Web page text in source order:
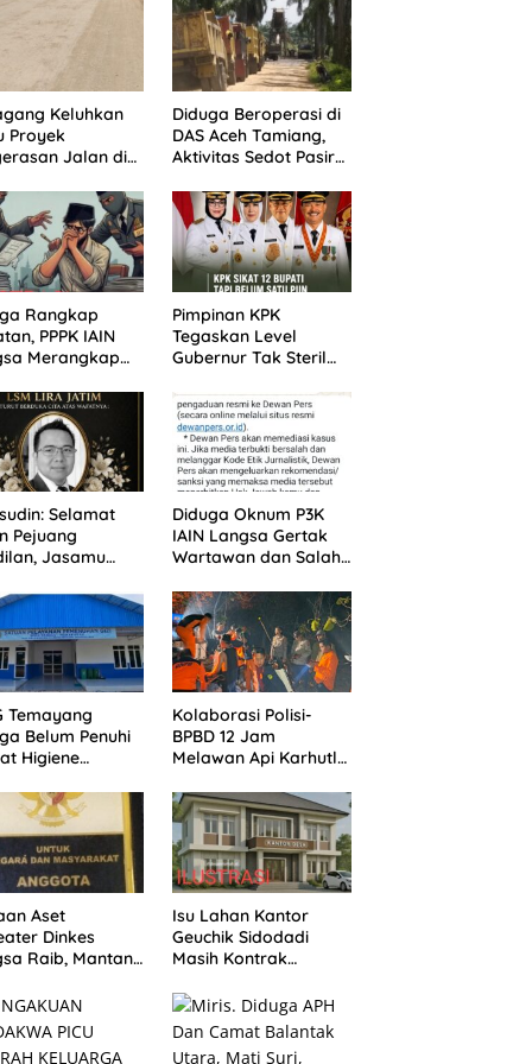
Keluhkan
Proyek
Jalan di
Aceh
Diduga Beroperasi di
DAS Aceh Tamiang,
Aktivitas Sedot Pasir
Dipertanyakan Izin
Rangkap
PPPK IAIN
Merangkap
Warga
Pimpinan KPK
Tegaskan Level
Gubernur Tak Steril
Cukup, Bukan
Dilindungi
Selamat
Pejuang
Jasamu
Diduga Oknum P3K
IAIN Langsa Gertak
Wartawan dan Salah
Klarifikasi ke Media
Temayang
Belum Penuhi
Higiene
Kolaborasi Polisi-
BPBD 12 Jam
Melawan Api Karhutla
Aset
Dinkes
Raib, Mantan
Hukum
Isu Lahan Kantor
Geuchik Sidodadi
Masih Kontrak
Penjelasan Perangkat
Desa